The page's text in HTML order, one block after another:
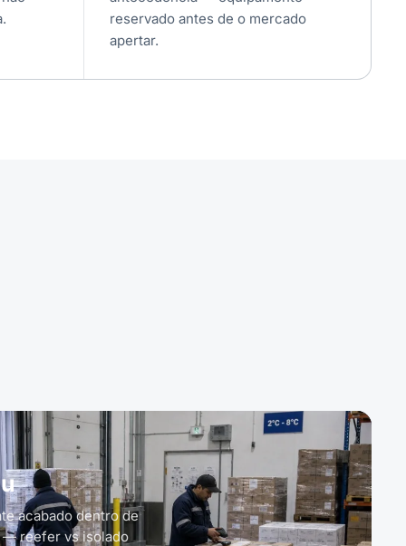
reservado antes de o mercado
apertar.
acabado dentro de
— reefer vs isolado